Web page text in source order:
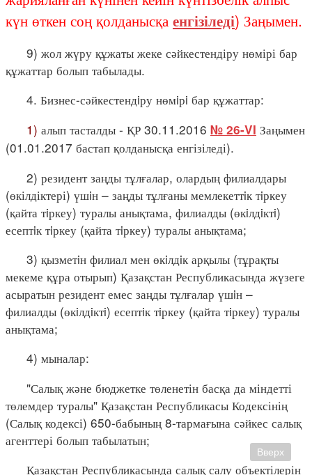
күн өткен соң қолданысқа енгізіледі) Заңымен.
9) жол жүру құжаты жеке сәйкестендіру нөмірі бар
құжаттар болып табылады.
4. Бизнес-сәйкестендiру нөмiрi бар құжаттар:
1) алып тасталды - ҚР 30.11.2016 № 26-VI Заңымен
(01.01.2017 бастап қолданысқа енгізіледі).
2) резидент заңды тұлғалар, олардың филиалдары
(өкілдіктері) үшiн – заңды тұлғаны мемлекеттiк тiркеу
(қайта тiркеу) туралы анықтама, филиалды (өкiлдiктi)
есептiк тiркеу (қайта тiркеу) туралы анықтама;
3) қызметiн филиал мен өкiлдiк арқылы (тұрақты
мекеме құра отырып) Қазақстан Республикасында жүзеге
асыратын резидент емес заңды тұлғалар үшiн –
филиалды (өкiлдiктi) есептiк тiркеу (қайта тiркеу) туралы
анықтама;
4) мыналар:
"Салық және бюджетке төленетін басқа да міндетті
төлемдер туралы" Қазақстан Республикасы Кодексінің
(Салық кодексі) 650-бабының 8-тармағына сәйкес салық
агенттері болып табылатын;
Қазақстан Республикасында салық салу объектілерін
Вверх